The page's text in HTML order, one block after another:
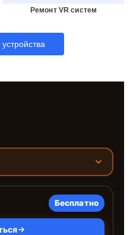
Ремонт VR систем
Бесплатно